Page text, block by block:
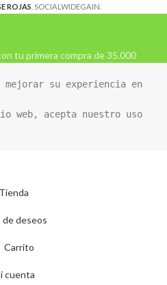
ROJAS . SOCIALWIDEGAIN.
tu primera compra de 35.000
su experiencia en
web, acepta nuestro uso
Tienda
de deseos
Carrito
cuenta